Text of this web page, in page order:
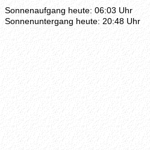
Sonnenaufgang heute: 06:03 Uhr
Sonnenuntergang heute: 20:48 Uhr